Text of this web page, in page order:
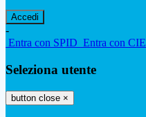
-
Entra con SPID Entra con CIE
Seleziona utente
button close ×